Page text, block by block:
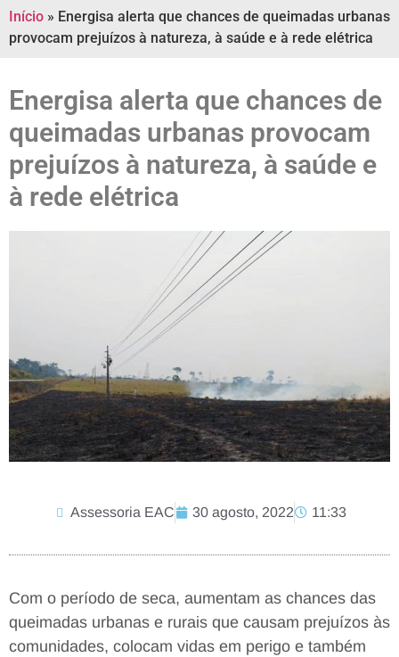
Início » Energisa alerta que chances de queimadas urbanas
provocam prejuízos à natureza, à saúde e à rede elétrica
Energisa alerta que chances de
queimadas urbanas provocam
prejuízos à natureza, à saúde e
à rede elétrica
Assessoria EAC 30 agosto, 2022 11:33
Com o período de seca, aumentam as chances das
queimadas urbanas e rurais que causam prejuízos às
comunidades, colocam vidas em perigo e também